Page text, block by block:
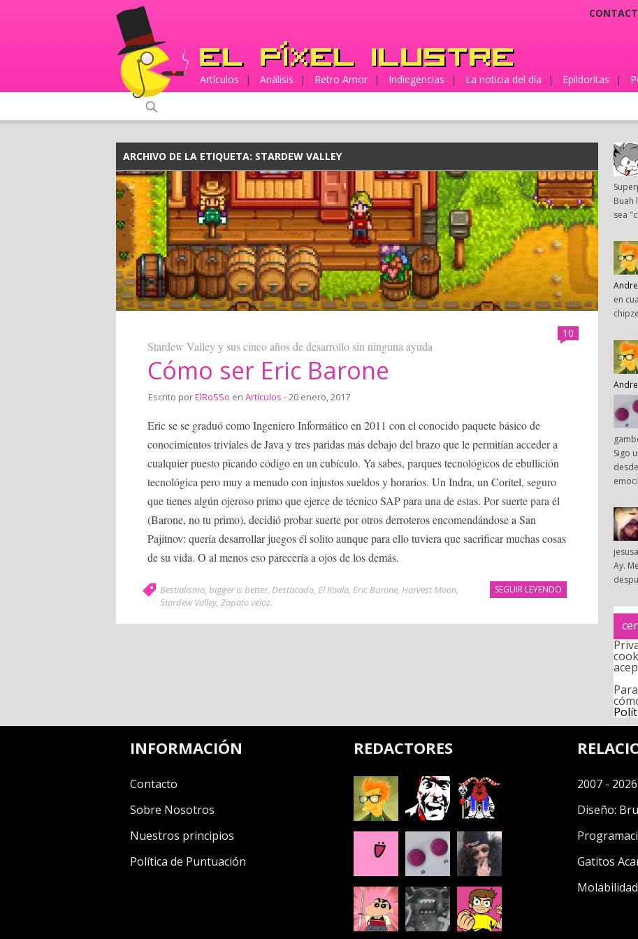
Artículos | Análisis | Retro Amor | Indiegencias | La noticia del día | Epildoritas |
ARCHIVO DE LA ETIQUETA: STARDEW VALLEY
10
Stardew Valley y sus cinco años de desarrollo sin ninguna ayuda
Cómo ser Eric Barone
Escrito porElRoSSo en Artículos - 20 enero, 2017
Eric se se graduó como Ingeniero Informático en 2011 con el conocido paquete básico de
conocimientos triviales de Java y tres paridas más debajo del brazo que le permitían acceder a
cualquier puesto picando código en un cubículo. Ya sabes, parques tecnológicos de ebullición
tecnológica pero muy a menudo con injustos sueldos y horarios. Un Indra, un Coritel, seguro
que tienes algún ojeroso primo que ejerce de técnico SAP para una de estas. Por suerte para él
(Barone, no tu primo), decidió probar suerte por otros derroteros encomendándose a San
Pajitnov: quería desarrollar juegos él solito aunque para ello tuviera que sacrificar muchas cosas
de su vida. O al menos eso parecería a ojos de los demás.
SEGUIR LEYENDO
Bestialismo, bigger is better, Destacado, El Koala, Eric Barone, Harvest Moon,
Stardew Valley, Zapato veloz.
Buah
sea
en
Sigo
Ay.
INFORMACIÓN
Contacto
Sobre Nosotros
Nuestros principios
Política de Puntuación
REDACTORES
2007 -
Diseño:
Gatitos